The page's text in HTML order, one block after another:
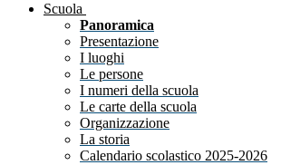
Scuola
Panoramica
Presentazione
I luoghi
Le persone
I numeri della scuola
Le carte della scuola
Organizzazione
La storia
Calendario scolastico 2025-2026